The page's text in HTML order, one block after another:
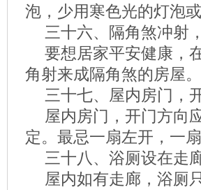
泡，少用寒色光的灯泡或
三十六、隔角煞冲射
要想居家平安健康，
角射来成隔角煞的房屋
三十七、屋内房门，
屋内房门，开门方向
定。最忌一扇左开，一扇
三十八、浴厕设在走
屋内如有走廊，浴厕